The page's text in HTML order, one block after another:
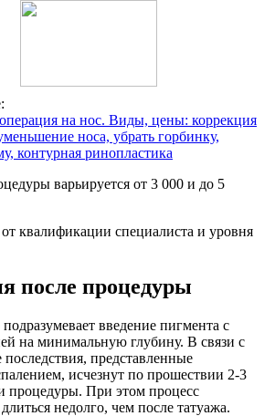
на нос. Виды, цены: коррекция
носа, убрать горбинку,
контурная ринопластика
варьируется от 3 000 и до 5
от квалификации специалиста и уровня
после процедуры
введение пигмента с
на минимальную глубину. В связи с
представленные
исчезнут по прошествии 2-3
процедуры. При этом процесс
недолго, чем после татуажа.